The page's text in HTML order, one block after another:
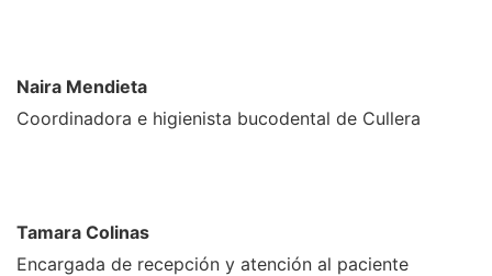
Naira Mendieta
Coordinadora e higienista bucodental de Cullera
Tamara Colinas
Encargada de recepción y atención al paciente